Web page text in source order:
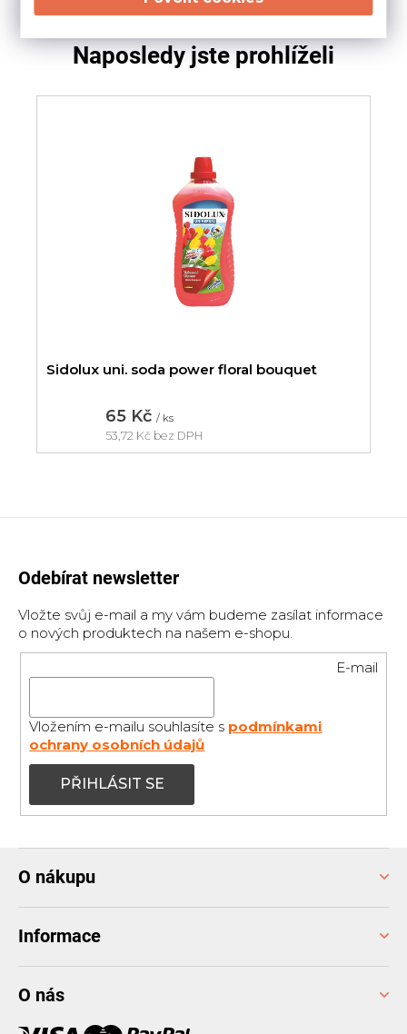
Naposledy jste prohlíželi
Sidolux uni. soda power floral bouquet
65 Kč / ks
53,72 Kč bez DPH
Měrná
Odebírat newsletter
Vložte svůj e-mail a my vám budeme zasílat informace
o nových produktech na našem e-shopu.
E-mail
Vložením e-mailu souhlasíte s podmínkami
ochrany osobních údajů
PŘIHLÁSIT SE
O nákupu
Informace
O nás